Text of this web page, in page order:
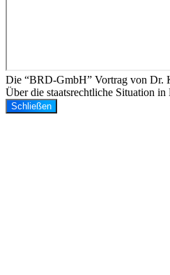
Die “BRD-GmbH” Vortrag von Dr.
Über die staatsrechtliche Situation in
Schließen